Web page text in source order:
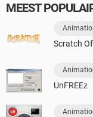
MEEST
Scratch
UnFREEz